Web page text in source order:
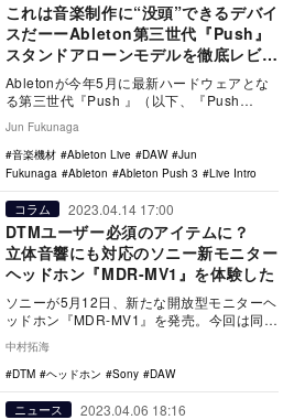
これは音楽制作に“没頭”できるデバイ
スだーーAbleton第三世代『Push』
スタンドアローンモデルを徹底レビュ
ー
Abletonが今年5月に最新ハードウェアとな
る第三世代『Push 』（以下、『Push
Jun Fukunaga
音楽機材
Ableton Live DAW
Jun
Fukunaga
Ableton Ableton Push 3 Live Intro
コラム 2023.04.14 17:00
DTMユーザー必須のアイテムに？
立体音響にも対応のソニー新モニター
ヘッドホン『MDR-MV1』を体験した
ソニーが5月12日、新たな開放型モニターヘ
ッドホン『MDR-MV1』を発売。今回は同製
品を渋谷LUSH HUBにて体験してきた。…
中村拓海
DTM
ヘッドホン Sony DAW
ニュース 2023.04.06 18:16